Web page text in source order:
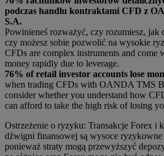
podczas handlu kontraktami CFD z
S.A.
Powinieneś rozważyć, czy rozumiesz, jak
czy możesz sobie pozwolić na wysokie
CFDs are complex instruments and come
money rapidly due to leverage.
76% of retail investor accounts lose
when trading CFDs with OANDA TMS
consider whether you understand how
can afford to take the high risk of losing
Ostrzeżenie o ryzyku: Transakcje Forex i
dźwigni finansowej są wysoce ryzykowne
ponieważ straty mogą przewyższyć